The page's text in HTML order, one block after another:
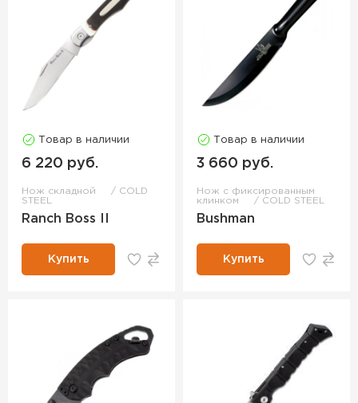
Товар в наличии
6 220 руб.
Нож складной
COLD
STEEL
Ranch Boss II
Купить
Товар в наличии
3 660 руб.
Нож с фиксированным
клинком
COLD STEEL
Bushman
Купить